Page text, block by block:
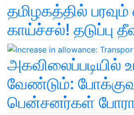
தமிழகத்தில் பரவும்
காய்ச்சல்! தடுப்பு
அகவிலைப்படியில்
வேண்டும்:
பென்சனர்கள்